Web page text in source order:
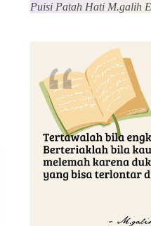
Puisi Patah Hati M.galih